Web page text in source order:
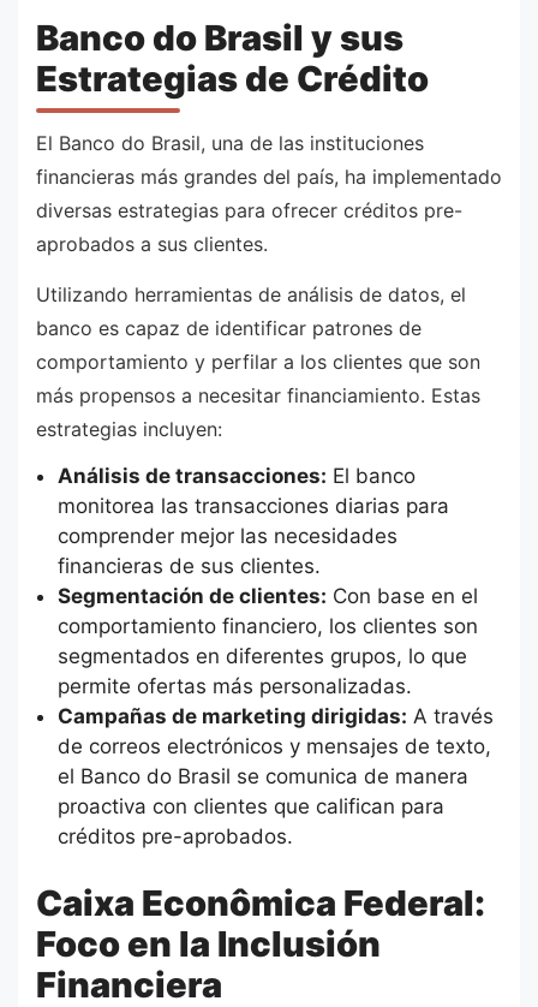
Banco do Brasil y sus
Estrategias de Crédito
El Banco do Brasil, una de las instituciones
financieras más grandes del país, ha implementado
diversas estrategias para ofrecer créditos pre-
aprobados a sus clientes.
Utilizando herramientas de análisis de datos, el
banco es capaz de identificar patrones de
comportamiento y perfilar a los clientes que son
más propensos a necesitar financiamiento. Estas
estrategias incluyen:
Análisis de transacciones: El banco
monitorea las transacciones diarias para
comprender mejor las necesidades
financieras de sus clientes.
Segmentación de clientes: Con base en el
comportamiento financiero, los clientes son
segmentados en diferentes grupos, lo que
permite ofertas más personalizadas.
Campañas de marketing dirigidas: A través
de correos electrónicos y mensajes de texto,
el Banco do Brasil se comunica de manera
proactiva con clientes que califican para
créditos pre-aprobados.
Caixa Econômica Federal:
Foco en la Inclusión
Financiera